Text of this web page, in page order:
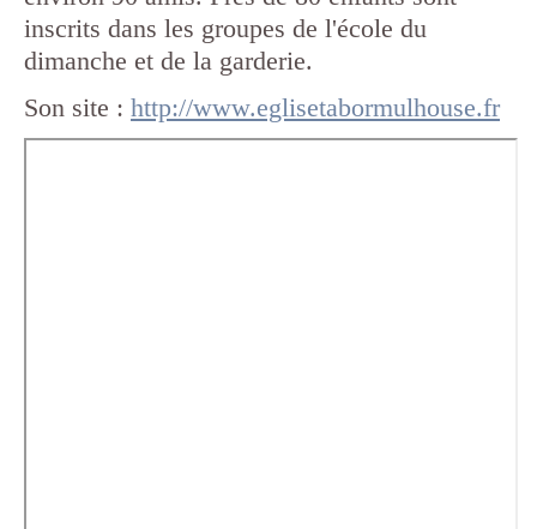
inscrits dans les groupes de l'école du
dimanche et de la garderie.
Son site : http://www.eglisetabormulhouse.fr